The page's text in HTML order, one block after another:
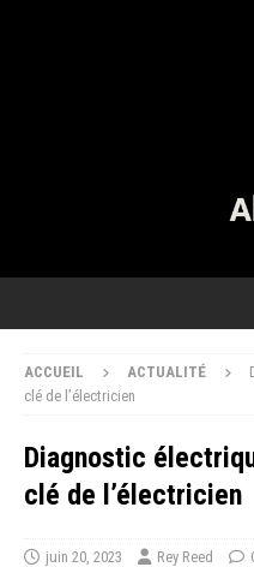
ACCUEIL ACTUALITÉ
clé de l’électricien
Diagnostic
clé de l’électricien
juin 20, 2023 Rey Reed